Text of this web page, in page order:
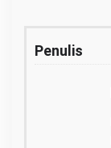
Penulis